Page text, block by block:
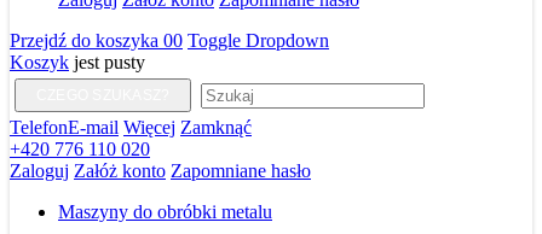
Przejdź do koszyka 00 Toggle Dropdown
Koszyk jest pusty
TelefonE-mail Więcej Zamknąć
+420 776 110 020
Zaloguj Załóż konto Zapomniane hasło
Maszyny do obróbki metalu